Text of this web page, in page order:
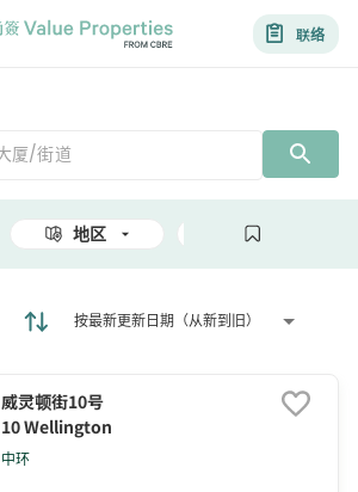
联络
地区 面积
按最新更新日期（从新到旧）
威灵顿街10号
10 Wellington
中环